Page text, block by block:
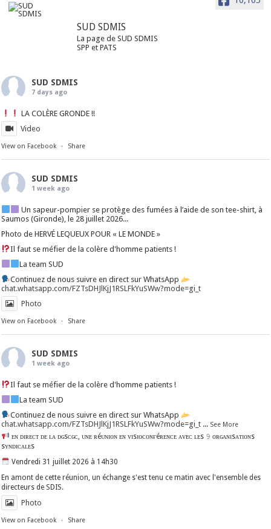
SUD SDMIS
La page de SUD SDMIS
SPP et PATS
SUD SDMIS
7 days ago
LA COLÈRE GRONDE !!
Video
View on Facebook · Share
SUD SDMIS
1 week ago
Un sapeur-pompier se protège des fumées à l’aide de son tee-shirt, à
Saumos (Gironde), le 28 juillet 2026...
Photo de HERVÉ LEQUEUX POUR « LE MONDE »
Il faut se méfier de la colère d'homme patients !
La team SUD
Continuez de nous suivre en direct sur WhatsApp
chat.whatsapp.com/FZTsDHJlKjJ1RSLFkYuSWw?mode=gi_t
Photo
View on Facebook · Share
SUD SDMIS
1 week ago
Il faut se méfier de la colère d'homme patients !
La team SUD
Continuez de nous suivre en direct sur WhatsApp
chat.whatsapp.com/FZTsDHJlKjJ1RSLFkYuSWw?mode=gi_t
ᴇɴ ᴅɪʀᴇᴄᴛ ᴅᴇ ʟᴀ ᴅɢsᴄɢᴄ, ᴜɴᴇ ʀéᴜɴɪᴏɴ ᴇɴ ᴠɪsɪᴏᴄᴏɴғéʀᴇɴᴄᴇ ᴀᴠᴇᴄ ʟᴇs 𝟿 ᴏʀɢᴀɴɪsᴀᴛɪᴏɴs
sʏɴᴅɪᴄᴀʟᴇs
Vendredi 31 juillet 2026 à 14h30
En amont de cette réunion, un échange s'est tenu ce matin avec l'ensemble des
directeurs de SDIS.
... See More
Photo
View on Facebook · Share